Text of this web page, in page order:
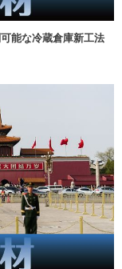
能な冷蔵倉庫新工法